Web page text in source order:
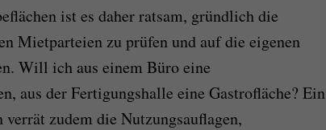
ist es daher ratsam, gründlich die
Mietparteien zu prüfen und auf die eigenen
Will ich aus einem Büro eine
aus der Fertigungshalle eine Gastrofläche? Ein
zudem die Nutzungsauflagen,